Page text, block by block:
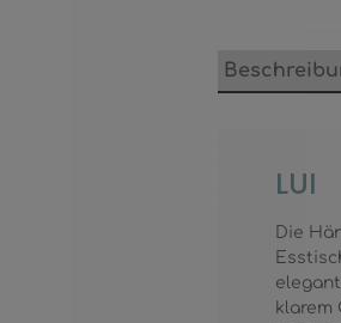
LUI
Die
klarem